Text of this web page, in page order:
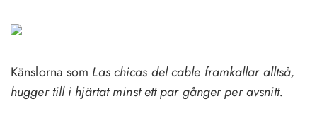
Känslorna som Las chicas del cable framkallar alltså,
hugger till i hjärtat minst ett par gånger per avsnitt.